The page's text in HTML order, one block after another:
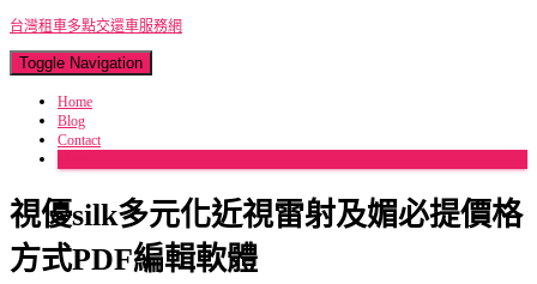
台灣租車多點交還車服務網
Toggle Navigation
Home
Blog
Contact
視優silk多元化近視雷射及媚必提價格
方式PDF編輯軟體